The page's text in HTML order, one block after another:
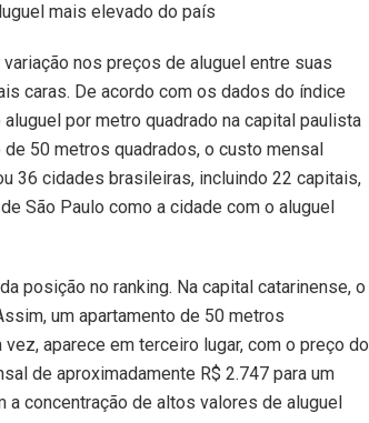
mais elevado do país
nos preços de aluguel entre suas
caras. De acordo com os dados do índice
por metro quadrado na capital paulista
50 metros quadrados, o custo mensal
36 cidades brasileiras, incluindo 22 capitais,
São Paulo como a cidade com o aluguel
posição no ranking. Na capital catarinense, o
um apartamento de 50 metros
aparece em terceiro lugar, com o preço do
de aproximadamente R$ 2.747 para um
concentração de altos valores de aluguel